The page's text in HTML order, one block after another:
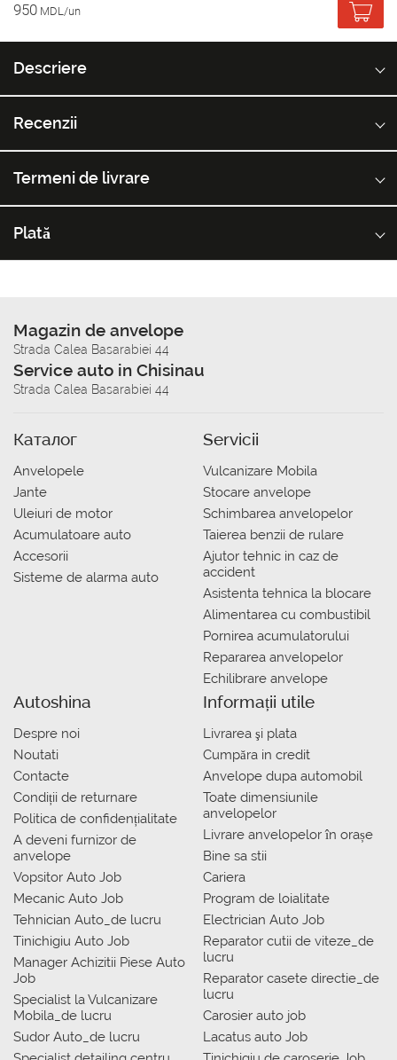
950 MDL/un
Descriere
Recenzii
Termeni de livrare
Plată
Magazin de anvelope
Strada Calea Basarabiei 44
Service auto in Chisinau
Strada Calea Basarabiei 44
Каталог
Anvelopele
Jante
Uleiuri de motor
Acumulatoare auto
Accesorii
Sisteme de alarma auto
Servicii
Vulcanizare Mobila
Stocare anvelope
Schimbarea anvelopelor
Taierea benzii de rulare
Ajutor tehnic in caz de
accident
Asistenta tehnica la blocare
Alimentarea cu combustibil
Pornirea acumulatorului
Repararea anvelopelor
Echilibrare anvelope
Autoshina
Despre noi
Noutati
Contacte
Condiții de returnare
Politica de confidențialitate
A deveni furnizor de
anvelope
Vopsitor Auto Job
Mecanic Auto Job
Tehnician Auto_de lucru
Tinichigiu Auto Job
Manager Achizitii Piese Auto
Job
Specialist la Vulcanizare
Mobila_de lucru
Sudor Auto_de lucru
Informații utile
Livrarea şi plata
Сumpăra in credit
Anvelope dupa automobil
Toate dimensiunile
anvelopelor
Livrare anvelopelor în orașe
Bine sa stii
Cariera
Program de loialitate
Electrician Auto Job
Reparator cutii de viteze_de
lucru
Reparator casete directie_de
lucru
Carosier auto job
Lacatus auto Job